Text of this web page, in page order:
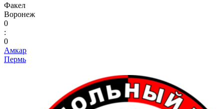
Факел
Воронеж
0
:
0
Амкар
Пермь